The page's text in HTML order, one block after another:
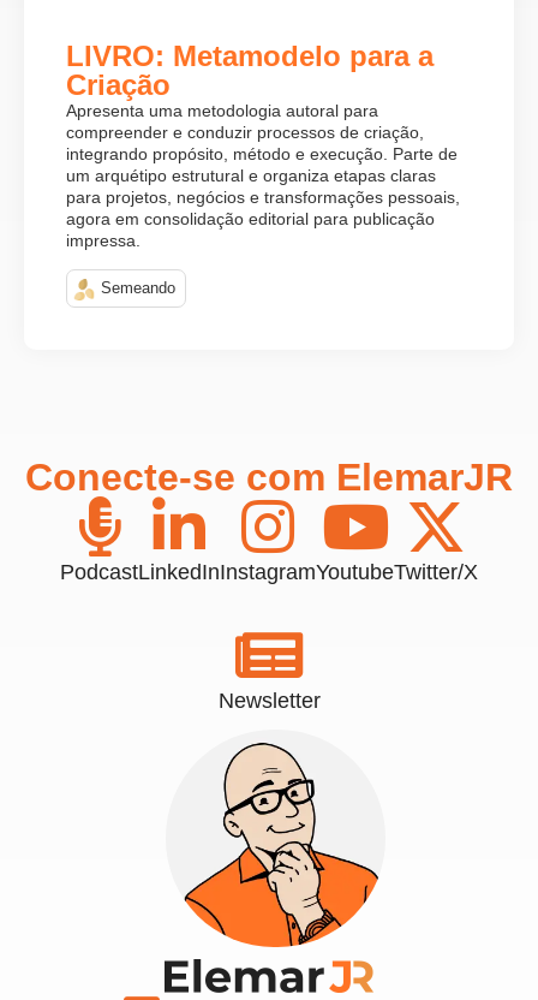
LIVRO: Metamodelo para a
Criação
Apresenta uma metodologia autoral para
compreender e conduzir processos de criação,
integrando propósito, método e execução. Parte de
um arquétipo estrutural e organiza etapas claras
para projetos, negócios e transformações pessoais,
agora em consolidação editorial para publicação
impressa.
Semeando
Conecte-se com ElemarJR
PodcastLinkedInInstagramYoutubeTwitter/X
Newsletter